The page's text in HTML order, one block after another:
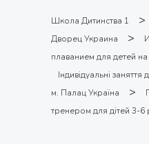
Школа Дитинства 1 >
Дворец Украина
>
плаванием для детей
Індивідуальні заняття
м. Палац Україна
>
тренером для дітей 3-6